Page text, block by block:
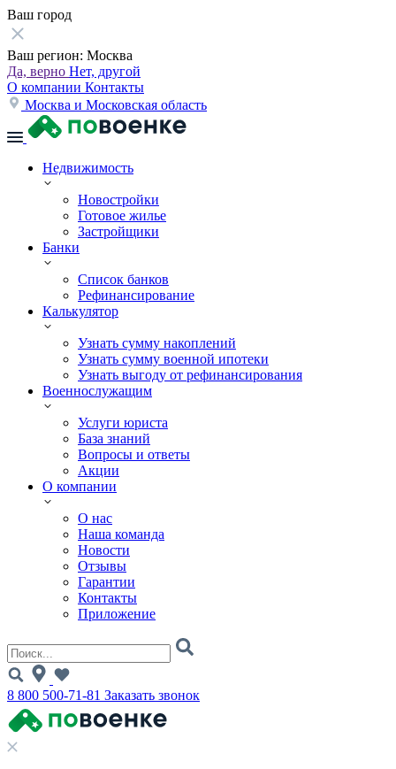
Ваш город
Ваш регион: Москва
Да, верно Нет, другой
О компании Контакты
Москва и Московская область
Недвижимость
Новостройки
Готовое жилье
Застройщики
Банки
Список банков
Рефинансирование
Калькулятор
Узнать сумму накоплений
Узнать сумму военной ипотеки
Узнать выгоду от рефинансирования
Военнослужащим
Услуги юриста
База знаний
Вопросы и ответы
Акции
О компании
О нас
Наша команда
Новости
Отзывы
Гарантии
Контакты
Приложение
8 800 500-71-81 Заказать звонок